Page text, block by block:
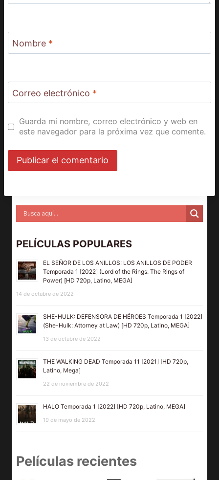
Nombre *
Correo electrónico *
Guarda mi nombre, correo electrónico y web en
este navegador para la próxima vez que comente.
PELÍCULAS POPULARES
EL SEÑOR DE LOS ANILLOS: LOS ANILLOS DE PODER
Temporada 1 [2022] (Lord of the Rings: The Rings of
Power) [HD 720p, Latino, MEGA]
14 de octubre de 2022
SHE-HULK: DEFENSORA DE HÉROES Temporada 1 [2022]
(She-Hulk: Attorney at Law) [HD 720p, Latino, MEGA]
13 de octubre de 2022
THE WALKING DEAD Temporada 11 [2021] [HD 720p,
Latino, Mega]
22 de noviembre de 2022
HALO Temporada 1 [2022] [HD 720p, Latino, MEGA]
19 de mayo de 2022
Películas recientes